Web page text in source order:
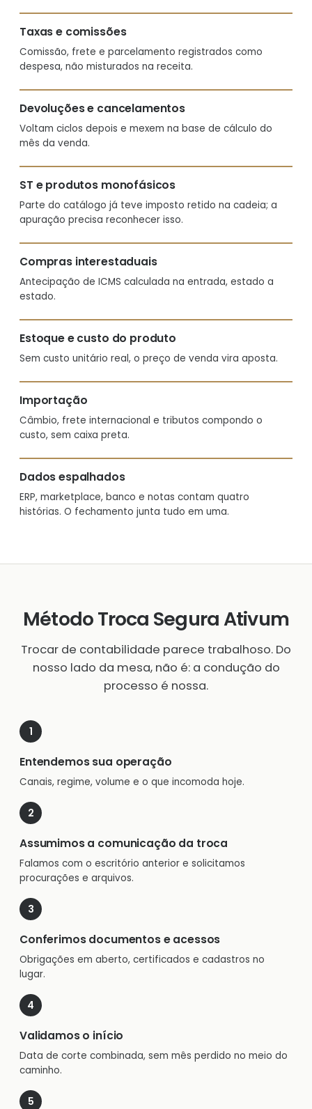
Taxas e comissões
Comissão, frete e parcelamento registrados como
despesa, não misturados na receita.
Devoluções e cancelamentos
Voltam ciclos depois e mexem na base de cálculo do
mês da venda.
ST e produtos monofásicos
Parte do catálogo já teve imposto retido na cadeia; a
apuração precisa reconhecer isso.
Compras interestaduais
Antecipação de ICMS calculada na entrada, estado a
estado.
Estoque e custo do produto
Sem custo unitário real, o preço de venda vira aposta.
Importação
Câmbio, frete internacional e tributos compondo o
custo, sem caixa preta.
Dados espalhados
ERP, marketplace, banco e notas contam quatro
histórias. O fechamento junta tudo em uma.
Método Troca Segura Ativum
Trocar de contabilidade parece trabalhoso. Do
nosso lado da mesa, não é: a condução do
processo é nossa.
Entendemos sua operação
Canais, regime, volume e o que incomoda hoje.
Assumimos a comunicação da troca
Falamos com o escritório anterior e solicitamos
procurações e arquivos.
Conferimos documentos e acessos
Obrigações em aberto, certificados e cadastros no
lugar.
Validamos o início
Data de corte combinada, sem mês perdido no meio do
caminho.